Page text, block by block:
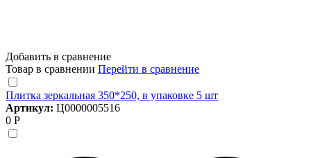
Добавить в сравнение
Товар в сравнении Перейти в сравнение
Плитка зеркальная 350*250, в упаковке 5 шт
Артикул: Ц0000005516
0 Р